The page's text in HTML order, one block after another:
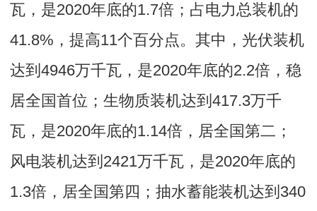
瓦，是2020年底的1.7倍；占电力总装机的
41.8%，提高11个百分点。其中，光伏装机
达到4946万千瓦，是2020年底的2.2倍，稳
居全国首位；生物质装机达到417.3万千
瓦，是2020年底的1.14倍，居全国第二；
风电装机达到2421万千瓦，是2020年底的
1.3倍，居全国第四；抽水蓄能装机达到340